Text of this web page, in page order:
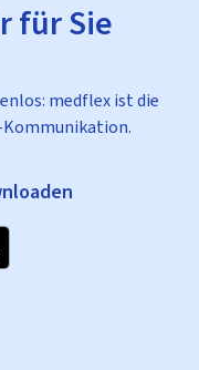
für Sie
medflex ist die